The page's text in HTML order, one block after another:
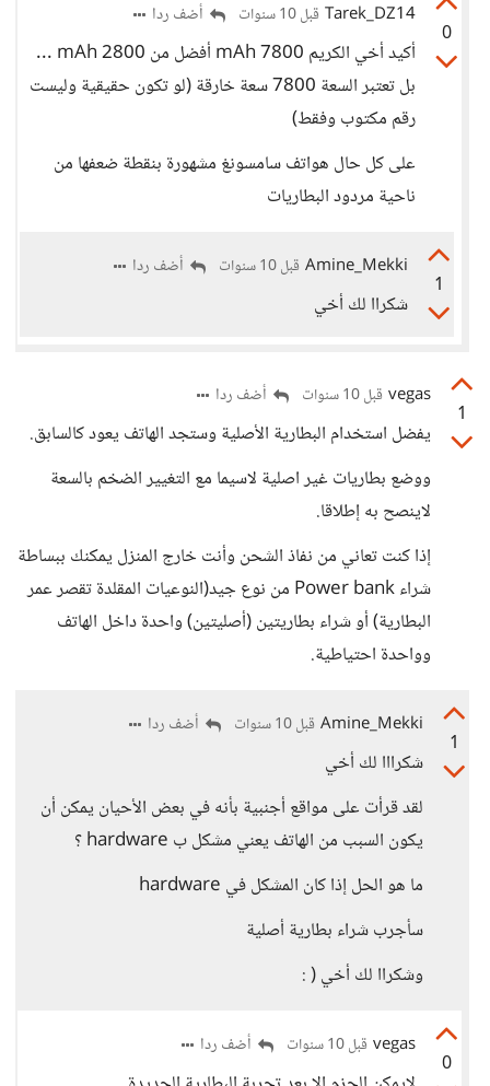
0
Tarek_DZ14 قبل 10 سنوات أضف ردا
أكيد أخي الكريم 7800 mAh أفضل من 2800 mAh ...
بل تعتبر السعة 7800 سعة خارقة (لو تكون حقيقية وليست
رقم مكتوب وفقط)
على كل حال هواتف سامسونغ مشهورة بنقطة ضعفها من
ناحية مردود البطاريات
1
Amine_Mekki قبل 10 سنوات أضف ردا
شكراا لك أخي
1
vegas قبل 10 سنوات أضف ردا
يفضل استخدام البطارية الأصلية وستجد الهاتف يعود كالسابق.
ووضع بطاريات غير اصلية لاسيما مع التغيير الضخم بالسعة
لاينصح به إطلاقا.
إذا كنت تعاني من نفاذ الشحن وأنت خارج المنزل يمكنك ببساطة
شراء Power bank من نوع جيد(النوعيات المقلدة تقصر عمر
البطارية) أو شراء بطاريتين (أصليتين) واحدة داخل الهاتف
وواحدة احتياطية.
1
Amine_Mekki قبل 10 سنوات أضف ردا
شكرااا لك أخي
لقد قرأت على مواقع أجنبية بأنه في بعض الأحيان يمكن أن
يكون السبب من الهاتف يعني مشكل ب hardware ؟
ما هو الحل إذا كان المشكل في hardware
سأجرب شراء بطارية أصلية
وشكراا لك أخي ( :
0
vegas قبل 10 سنوات أضف ردا